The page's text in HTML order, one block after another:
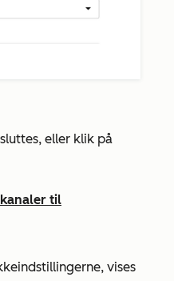
eller klik på
til
vises